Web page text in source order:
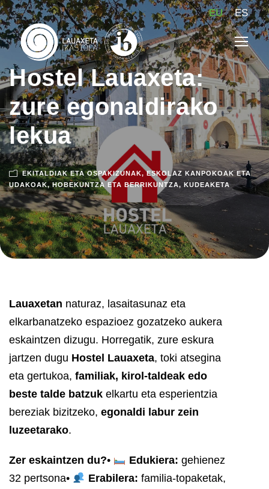
EU ES
Hostel Lauaxeta:
zure egonaldirako
lekua
EKITALDIAK ETA OSPAKIZUNAK, ESKOLAZ KANPOKOAK ETA
UDAKOAK, HOBEKUNTZA ETA BERRIKUNTZA, KUDEAKETA
Lauaxetan naturaz, lasaitasunaz eta
elkarbanatzeko espazioez gozatzeko aukera
eskaintzen dizugu. Horregatik, zure eskura
jartzen dugu Hostel Lauaxeta, toki atsegina
eta gertukoa, familiak, kirol-taldeak edo
beste talde batzuk elkartu eta esperientzia
bereziak bizitzeko, egonaldi labur zein
luzeetarako.
Zer eskaintzen du?• Edukiera: gehienez
32 pertsona• Erabilera: familia-topaketak,